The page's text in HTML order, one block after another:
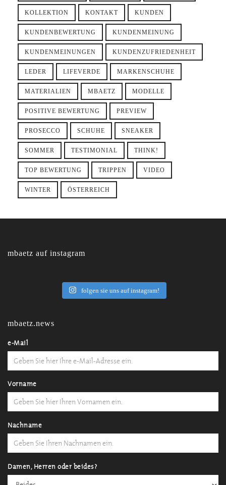
KOLLEKTION KONTAKT KUNDEN
KUNDENBEWERTUNG KUNDENMEINUNG
KUNDENMEINUNGEN KUNDENZUFRIEDENHEIT
LEDER LIFEVERDE MARKENSCHUHE
MATERIALIEN MBAETZ MODELLE
POSITIVE BEWERTUNG PREVIEW
PROSECCO SCHUHE SNEAKER
SOMMER TESTIMONIAL THINK!
TOP BEWERTUNG TRIPPEN VIDEO
WINTER ÖSTERREICH
mbaetz auf instagram
folgen sie uns auf instagram!
mbaetz.news
e-Mail
Vorname
Nachname
Damen, Herren oder beides?